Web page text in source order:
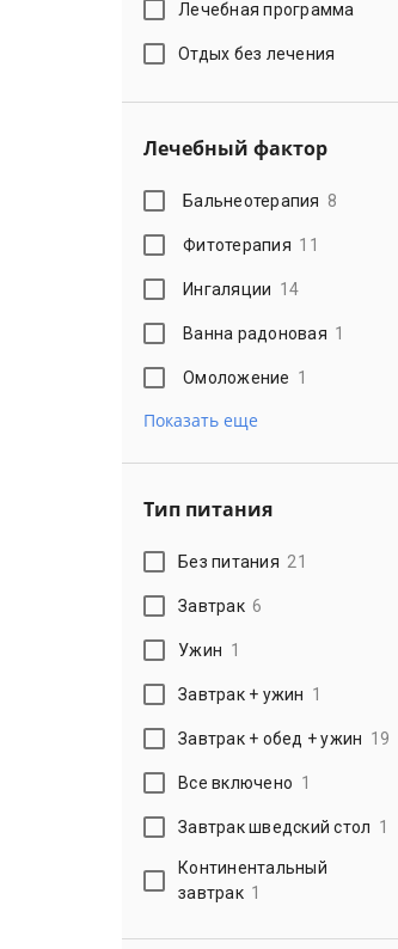
Лечебная программа
Отдых без лечения
Лечебный фактор
Бальнеотерапия 8
Фитотерапия 11
Ингаляции 14
Ванна радоновая 1
Омоложение 1
Показать еще
Тип питания
Без питания 21
Завтрак 6
Ужин 1
Завтрак + ужин 1
Завтрак + обед + ужин 19
Все включено 1
Завтрак шведский стол 1
Континентальный
завтрак 1